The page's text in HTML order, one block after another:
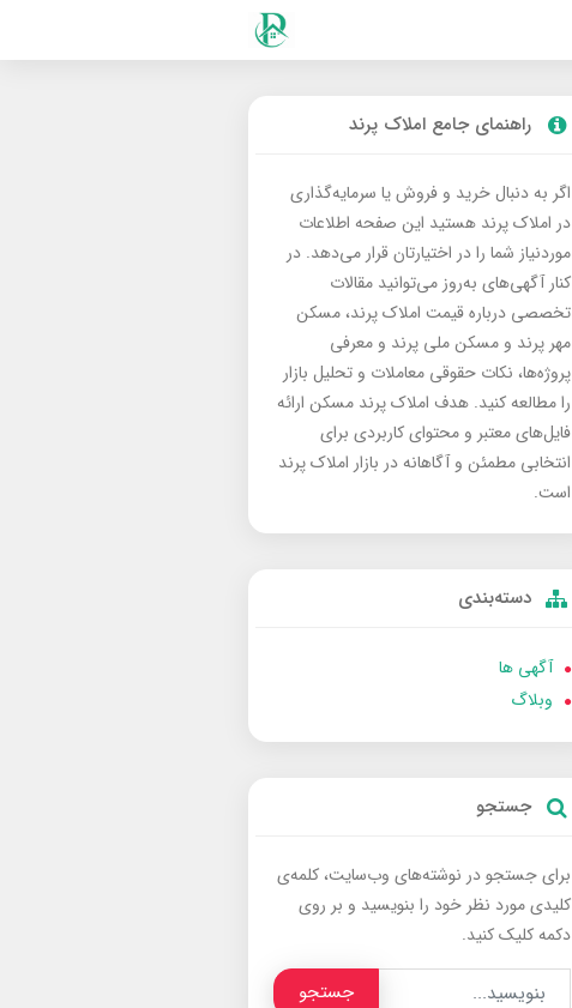
راهنمای جامع املاک پرند
اگر به دنبال خرید و فروش یا سرمایه‌گذاری
در املاک پرند هستید این صفحه اطلاعات
موردنیاز شما را در اختیارتان قرار می‌دهد. در
کنار آگهی‌های به‌روز می‌توانید مقالات
تخصصی درباره قیمت املاک پرند، مسکن
مهر پرند و مسکن ملی پرند و معرفی
پروژه‌ها، نکات حقوقی معاملات و تحلیل بازار
را مطالعه کنید. هدف املاک پرند مسکن ارائه
فایل‌های معتبر و محتوای کاربردی برای
انتخابی مطمئن و آگاهانه در بازار املاک پرند
است.
دسته‌بندی
آگهی ها
وبلاگ
جستجو
برای جستجو در نوشته‌های وب‌سایت، کلمه‌ی
کلیدی مورد نظر خود را بنویسید و بر روی
دکمه کلیک کنید.
جستجو